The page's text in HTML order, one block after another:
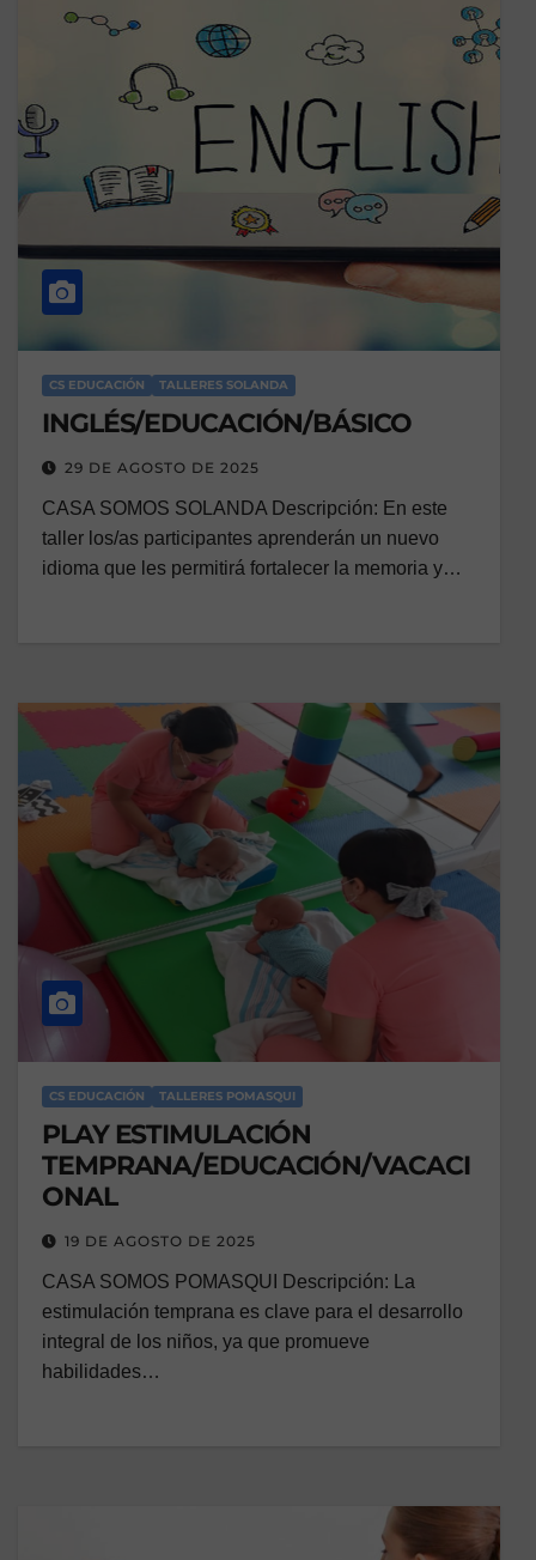
CS EDUCACIÓN TALLERES SOLANDA
INGLÉS/EDUCACIÓN/BÁSICO
29 DE AGOSTO DE 2025
CASA SOMOS SOLANDA Descripción: En este
taller los/as participantes aprenderán un nuevo
idioma que les permitirá fortalecer la memoria y…
CS EDUCACIÓN TALLERES POMASQUI
PLAY ESTIMULACIÓN
TEMPRANA/EDUCACIÓN/VACACI
ONAL
19 DE AGOSTO DE 2025
CASA SOMOS POMASQUI Descripción: La
estimulación temprana es clave para el desarrollo
integral de los niños, ya que promueve
habilidades…